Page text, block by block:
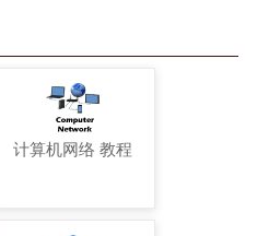
计算机网络 教程